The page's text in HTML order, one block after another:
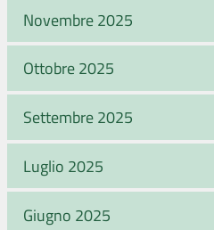
Novembre 2025
Ottobre 2025
Settembre 2025
Luglio 2025
Giugno 2025